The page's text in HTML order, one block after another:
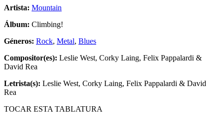
Artista: Mountain
Álbum: Climbing!
Géneros: Rock, Metal, Blues
Compositor(es): Leslie West, Corky Laing, Felix Pappalardi &
David Rea
Letrista(s): Leslie West, Corky Laing, Felix Pappalardi & David
Rea
TOCAR ESTA TABLATURA